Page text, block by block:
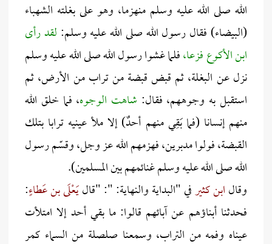
الله صلى الله عليه وسلم منهزما، وهو على بغلته الشهباء
(البيضاء) فقال رسول الله صلى الله عليه وسلم: لقد رأى
ابن الأكوعفزعا،فلما غشوا رسول الله صلى الله عليه وسلم
نزل عن البغلة، ثم قبض قبضة من تراب من الأرض، ثم
استقبل به وجوههم، فقال: شاهت الوجوه، فما خلق الله
منهم إنسانا (فما بَقِي منهم أحدٌ) إلا ملأ عينيه ترابا بتلك
القبضة، فولوا مدبرين، فهزمهم الله عز وجل، وقسّم رسول
الله صلى الله عليه وسلم غنائمهم بين المسلمين).
وقالابن كثيرفي "البداية والنهاية: ": "قاليَعْلَى بن عَطاءٍ:
فحدثنا أبناؤهم عن آبائهم قالوا: ما بقي أحد إلا امتلأت
عيناه وفمه من التراب، وسمعنا صلصلة من السماء كمر